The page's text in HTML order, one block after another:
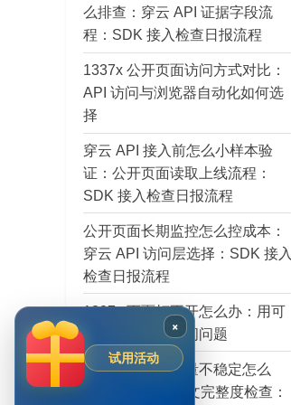
么排查：穿云 API 证据字段流
程：SDK 接入检查日报流程
1337x 公开页面访问方式对比：
API 访问与浏览器自动化如何选
择
穿云 API 接入前怎么小样本验
证：公开页面读取上线流程：
SDK 接入检查日报流程
公开页面长期监控怎么控成本：
穿云 API 访问层选择：SDK 接入
检查日报流程
1337x 页面打不开怎么办：用可
观察字段判断访问问题
AI Agent 输入质量不稳定怎么
办：穿云 API 正文完整度检查：
×
试用活动